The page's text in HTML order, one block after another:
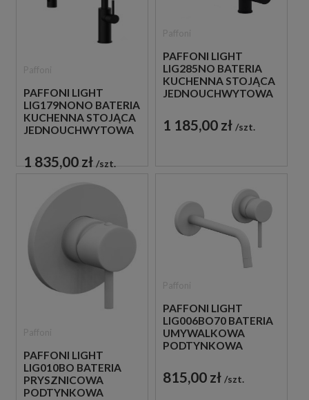
PAFFONI LIGHT
LIG179NONO BATERIA
KUCHENNA STOJĄCA
JEDNOUCHWYTOWA
1 835,00 zł szt.
PAFFONI LIGHT
LIG285NO BATERIA
KUCHENNA STOJĄCA
JEDNOUCHWYTOWA
1 185,00 zł szt.
PAFFONI LIGHT
LIG010BO BATERIA
PRYSZNICOWA
PODTYNKOWA
PAFFONI LIGHT
LIG006BO70 BATERIA
UMYWALKOWA
PODTYNKOWA
BIAŁA
815,00 zł szt.